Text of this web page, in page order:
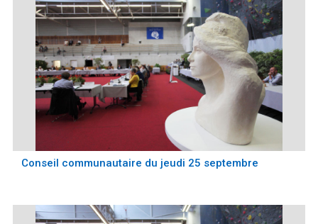
Conseil communautaire du jeudi 25 septembre